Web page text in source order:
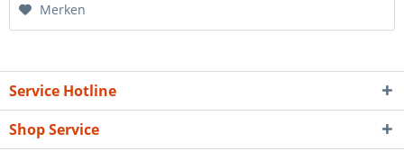
Merken
Service Hotline
Shop Service